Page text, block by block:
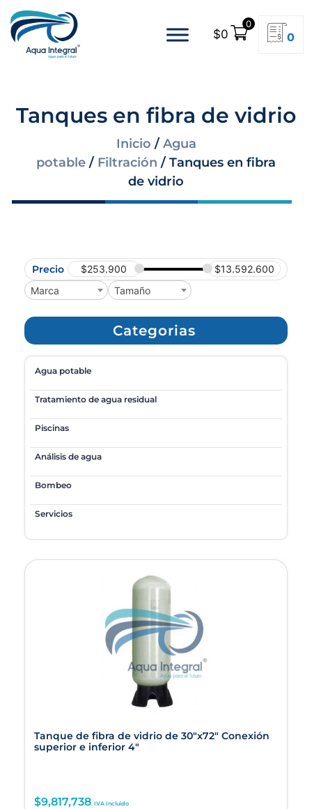
$0
0
0
Tanques en fibra de vidrio
Inicio / Agua
potable / Filtración / Tanques en fibra
de vidrio
Precio $253.900 $13.592.600
Marca
Tamaño
Categorias
Agua potable
Tratamiento de agua residual
Piscinas
Análisis de agua
Bombeo
Servicios
Tanque de fibra de vidrio de 30″x72″ Conexión
superior e inferior 4″
$9,817,738 IVA Incluido